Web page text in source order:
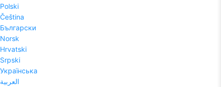
Polski
Čeština
Български
Norsk
Hrvatski
Srpski
Українська
العربية